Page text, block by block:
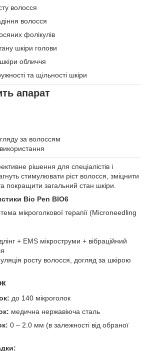
волосся
волосся
фолікулів
шкіри голови
обличчя
та щільності шкіри
апарат
за волоссям
рішення для спеціалістів і
стимулювати ріст волосся, зміцнити
покращити загальний стан шкіри.
Bio Pen BIO6
мікроголкової терапії (Microneedling
+ EMS мікроструми + вібраційний
росту волосся, догляд за шкірою
до 140 мікроголок
медична нержавіюча сталь
0 – 2.0 мм (в залежності від обраної